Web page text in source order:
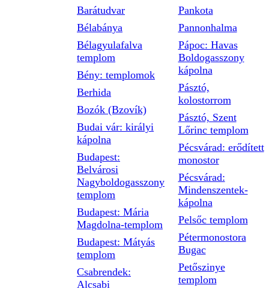
Barátudvar
Bélabánya
Bélagyulafalva
templom
Bény: templomok
Berhida
Bozók (Bzovík)
Budai vár: királyi
kápolna
Budapest:
Belvárosi
Nagyboldogasszony
templom
Budapest: Mária
Magdolna-templom
Budapest: Mátyás
templom
Csabrendek:
Alcsabi
Pankota
Pannonhalma
Pápoc: Havas
Boldogasszony
kápolna
Pásztó,
kolostorrom
Pásztó, Szent
Lőrinc templom
Pécsvárad: erődített
monostor
Pécsvárad:
Mindenszentek-
kápolna
Pelsőc templom
Pétermonostora
Bugac
Petőszinye
templom